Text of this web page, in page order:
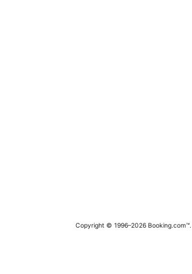
Copyright © 1996–2026